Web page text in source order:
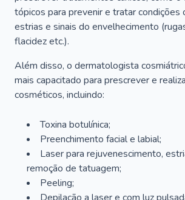
tópicos para prevenir e tratar condições
estrias e sinais do envelhecimento
flacidez etc.).
Além disso, o dermatologista
mais capacitado para prescrever e
cosméticos, incluindo:
Toxina botulínica;
Preenchimento facial e labial;
Laser para rejuvenescimento,
remoção de tatuagem;
Peeling;